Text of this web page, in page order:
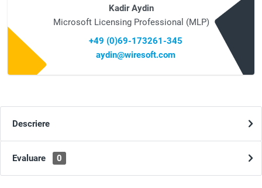
Kadir Aydin
Microsoft Licensing Professional (MLP)
+49 (0)69-173261-345
aydin@wiresoft.com
Descriere
Evaluare 0